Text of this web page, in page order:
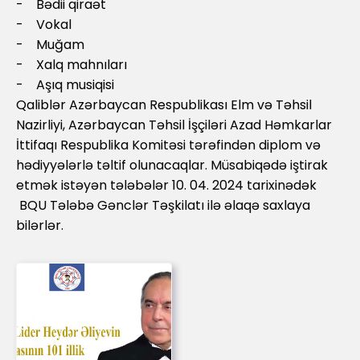
- Bədii qiraət
- Vokal
- Muğam
- Xalq mahnıları
- Aşıq musiqisi
Qaliblər Azərbaycan Respublikası Elm və Təhsil
Nazirliyi, Azərbaycan Təhsil İşçiləri Azad Həmkarlar
İttifaqı Respublika Komitəsi tərəfindən diplom və
hədiyyələrlə təltif olunacaqlar. Müsabiqədə iştirak
etmək istəyən tələbələr 10. 04. 2024 tarixinədək
BQU Tələbə Gənclər Təşkilatı ilə əlaqə saxlaya
bilərlər.